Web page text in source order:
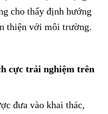
cho thấy định hướng
thiện với môi trường.
cực trải nghiệm trên
đưa vào khai thác,